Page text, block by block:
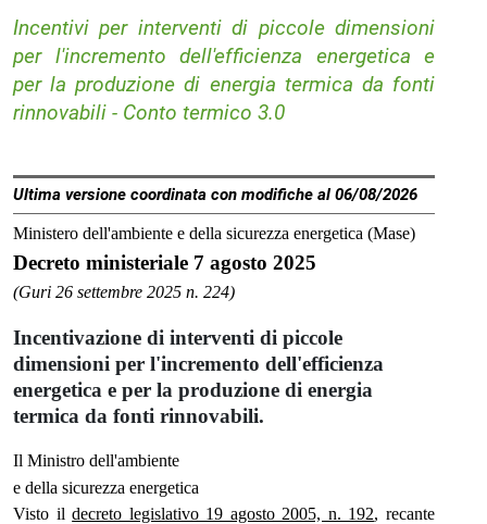
Incentivi per interventi di piccole dimensioni
per l'incremento dell'efficienza energetica e
per la produzione di energia termica da fonti
rinnovabili - Conto termico 3.0
Ultima versione coordinata con modifiche al 06/08/2026
Ministero dell'ambiente e della sicurezza energetica (Mase)
Decreto ministeriale 7 agosto 2025
(Guri 26 settembre 2025 n. 224)
Incentivazione di interventi di piccole
dimensioni per l'incremento dell'efficienza
energetica e per la produzione di energia
termica da fonti rinnovabili.
Il Ministro dell'ambiente
e della sicurezza energetica
Visto ildecreto legislativo 19 agosto 2005, n. 192, recante